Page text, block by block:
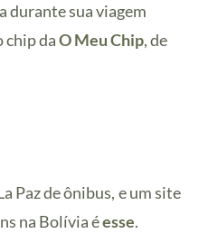
durante sua viagem
chip daO Meu Chip, de
Paz de ônibus, e um site
na Bolívia éesse.